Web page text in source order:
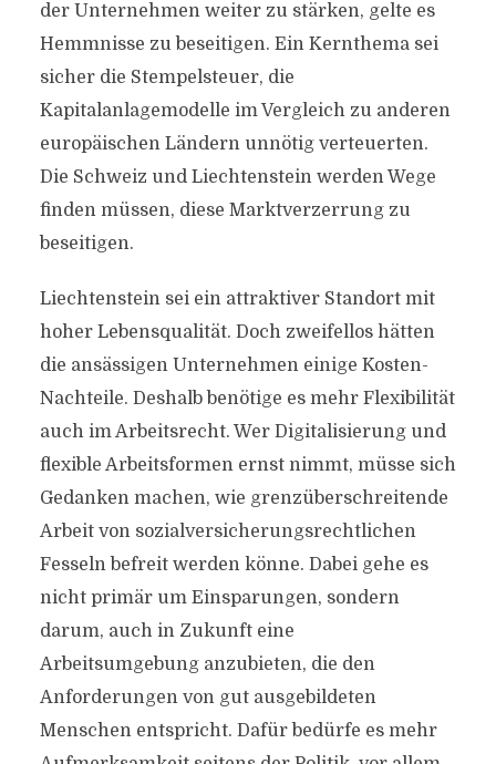
der Unternehmen weiter zu stärken, gelte es
Hemmnisse zu beseitigen. Ein Kernthema sei
sicher die Stempelsteuer, die
Kapitalanlagemodelle im Vergleich zu anderen
europäischen Ländern unnötig verteuerten.
Die Schweiz und Liechtenstein werden Wege
finden müssen, diese Marktverzerrung zu
beseitigen.
Liechtenstein sei ein attraktiver Standort mit
hoher Lebensqualität. Doch zweifellos hätten
die ansässigen Unternehmen einige Kosten-
Nachteile. Deshalb benötige es mehr Flexibilität
auch im Arbeitsrecht. Wer Digitalisierung und
flexible Arbeitsformen ernst nimmt, müsse sich
Gedanken machen, wie grenzüberschreitende
Arbeit von sozialversicherungsrechtlichen
Fesseln befreit werden könne. Dabei gehe es
nicht primär um Einsparungen, sondern
darum, auch in Zukunft eine
Arbeitsumgebung anzubieten, die den
Anforderungen von gut ausgebildeten
Menschen entspricht. Dafür bedürfe es mehr